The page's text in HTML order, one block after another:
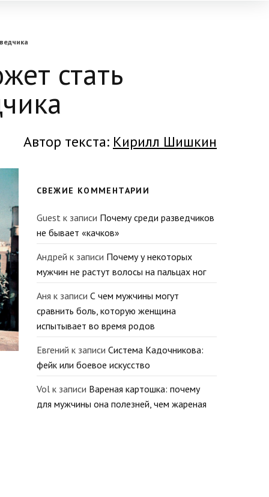
стать
Автор текста: Кирилл Шишкин
СВЕЖИЕ КОММЕНТАРИИ
Guest к записи Почему среди разведчиков
не бывает «качков»
Андрей к записи Почему у некоторых
мужчин не растут волосы на пальцах ног
Аня к записи С чем мужчины могут
сравнить боль, которую женщина
испытывает во время родов
Евгений к записи Система Кадочникова:
фейк или боевое искусство
Vol к записи Вареная картошка: почему
для мужчины она полезней, чем жареная